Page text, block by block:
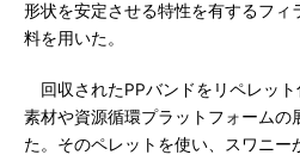
形状を安定させる特性を有するフィ
料を用いた。
回収されたPPバンドをリペレッ
素材や資源循環プラットフォームの
た。そのペレットを使い、スワニー